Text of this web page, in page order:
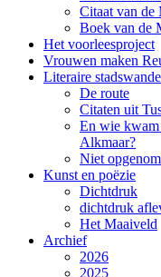
Citaat van de
Boek van de
Het voorleesproject
Vrouwen maken
Literaire
De route
Citaten uit
En wie kwam
Alkmaar?
Niet
Kunst en poëzie
Dichtdruk
dichtdruk
Het Maaiveld
Archief
2026
2025